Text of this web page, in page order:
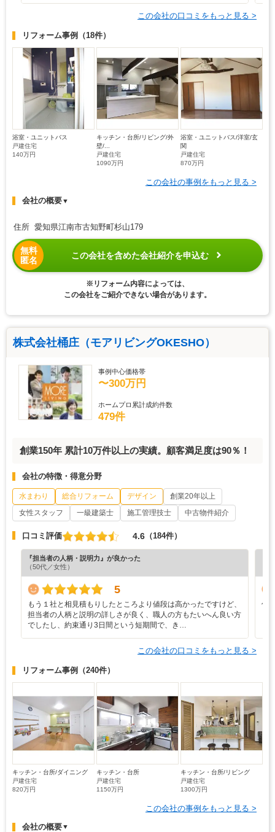
この会社の口コミをもっと見る >
リフォーム事例 （18件）
浴室・ユニットバス
戸建住宅
140万円
キッチン・台所/リビング/外
壁/...
戸建住宅
1090万円
浴室・ユニットバス/洋室/玄
関
戸建住宅
870万円
この会社の事例をもっと見る >
会社の概要▼
住所 愛知県江南市古知野町杉山179
無料
匿名
この会社を含めた会社紹介を申込む
※リフォーム内容によっては、
この会社をご紹介できない場合があります。
株式会社桶庄（モアリビングOKESHO）
事例中心価格帯
〜300万円
ホームプロ累計成約件数
479件
創業150年 累計10万件以上の実績。顧客満足度は90％！
会社の特徴・得意分野
水まわり 総合リフォーム デザイン
創業20年以上
女性スタッフ
一級建築士 施工管理技士 中古物件紹介
口コミ評価 4.6 （184件）
『担当者の人柄・説明力』が良かった
（50代／女性）
5
もう１社と相見積もりしたところより値段は高かったですけど、
担当者の人柄と説明の詳しさが良く、職人の方もたいへん良い方
でしたし、約束通り3日間という短期間で、き…
何
この会社の口コミをもっと見る >
リフォーム事例 （240件）
キッチン・台所/ダイニング
戸建住宅
820万円
キッチン・台所
戸建住宅
1150万円
キッチン・台所/リビング
戸建住宅
1300万円
この会社の事例をもっと見る >
会社の概要▼